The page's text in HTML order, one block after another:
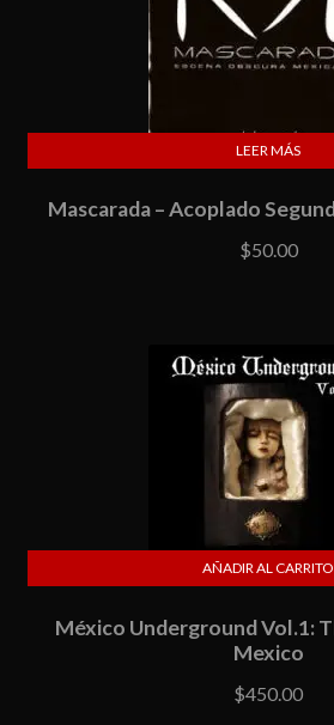
Mascarada – Acoplado
$50.00
LEER MÁS
México Underground Vol.1:
Mexico
$450.00
AÑADIR AL CARRITO